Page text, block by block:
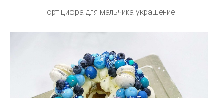
Торт цифра для мальчика украшение